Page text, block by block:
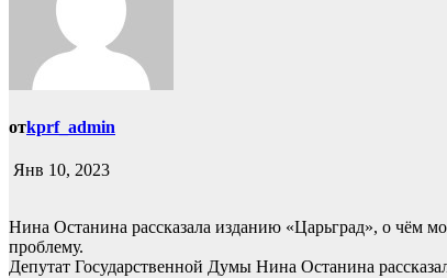
отkprf_admin
Янв 10, 2023
Нина Останина рассказала изданию «Царьград», о чём
проблему.
Депутат Государственной Думы Нина Останина